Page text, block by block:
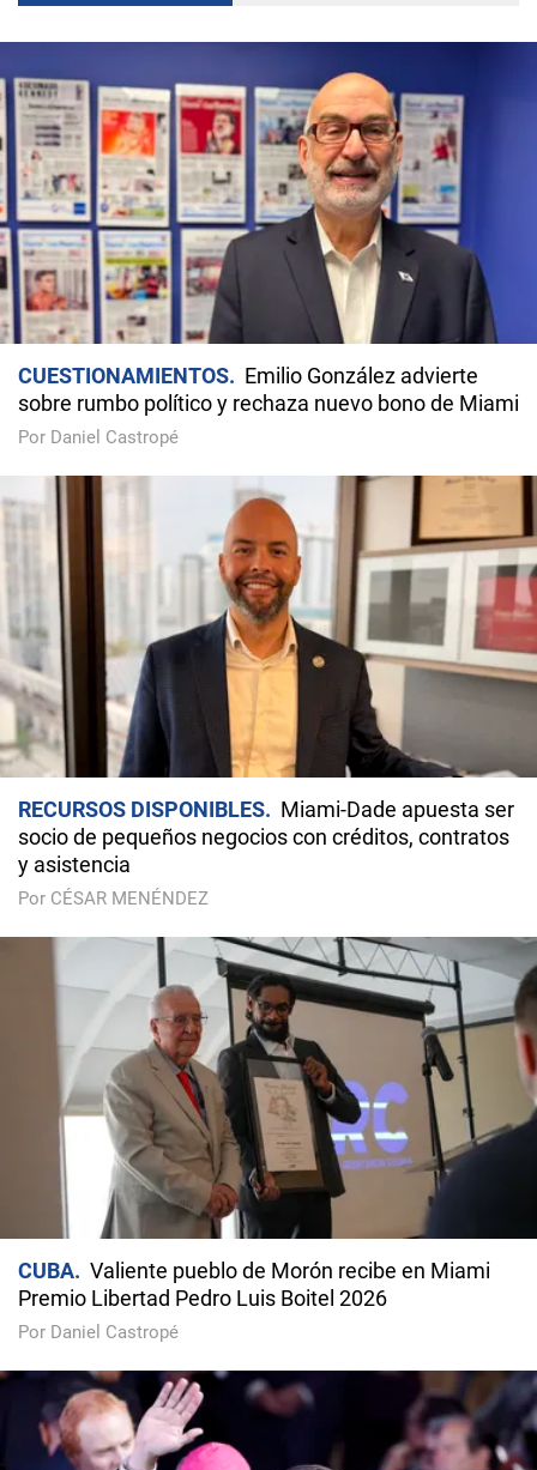
CUESTIONAMIENTOS
Emilio González advierte
sobre rumbo político y rechaza nuevo bono de Miami
Por Daniel Castropé
RECURSOS DISPONIBLES
Miami-Dade apuesta ser
socio de pequeños negocios con créditos, contratos
y asistencia
Por CÉSAR MENÉNDEZ
CUBA
Valiente pueblo de Morón recibe en Miami
Premio Libertad Pedro Luis Boitel 2026
Por Daniel Castropé